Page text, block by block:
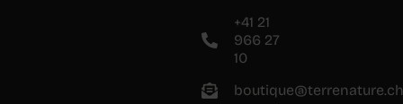
+41 21
966 27
10
boutique@terrenature.ch